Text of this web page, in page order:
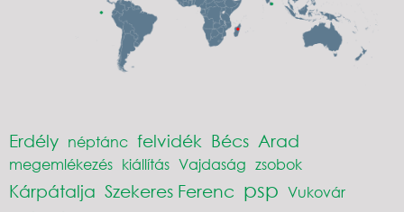
Erdély néptánc felvidék Bécs Arad
megemlékezés kiállítás Vajdaság zsobok
Kárpátalja Szekeres Ferenc psp Vukovár